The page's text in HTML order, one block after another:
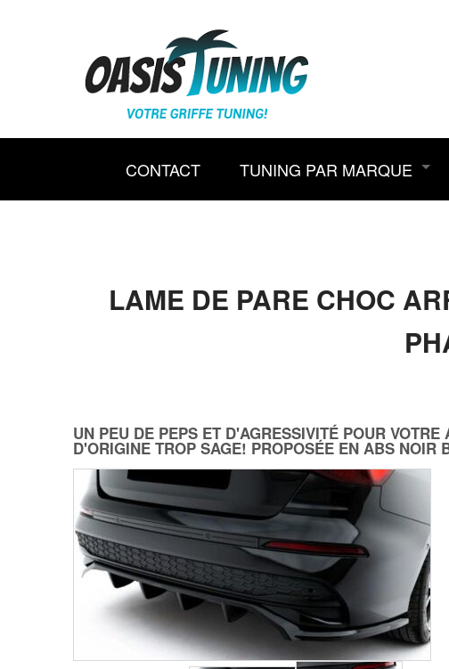
CONTACT TUNING PAR MARQUE
LAME DE PARE CHOC
UN PEU DE PEPS ET D'AGRESSIVITÉ POUR
D'ORIGINE TROP SAGE! PROPOSÉE EN ABS